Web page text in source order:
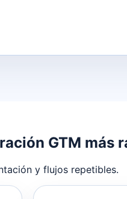
GTM más
y flujos repetibles.